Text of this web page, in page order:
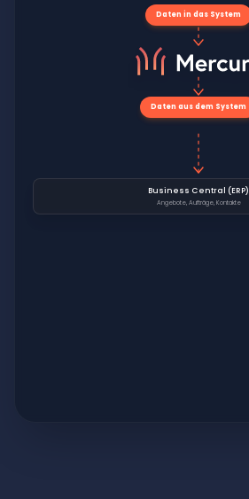
Daten in das System
Daten aus dem System
Business Central (ERP)
Angebote, Aufträge, Kontakte